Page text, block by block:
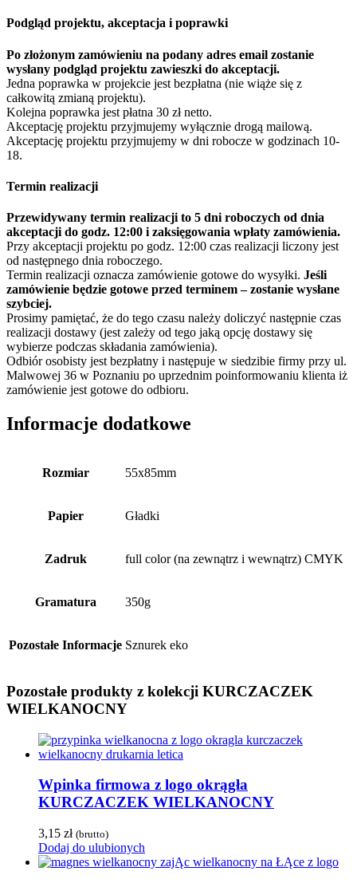
Podgląd projektu, akceptacja i poprawki
Po złożonym zamówieniu na podany adres email zostanie
wysłany podgląd projektu zawieszki do akceptacji.
Jedna poprawka w projekcie jest bezpłatna (nie wiąże się z
całkowitą zmianą projektu).
Kolejna poprawka jest płatna 30 zł netto.
Akceptację projektu przyjmujemy wyłącznie drogą mailową.
Akceptację projektu przyjmujemy w dni robocze w godzinach 10-
18.
Termin realizacji
Przewidywany termin realizacji to 5 dni roboczych od dnia
akceptacji do godz. 12:00 i zaksięgowania wpłaty zamówienia.
Przy akceptacji projektu po godz. 12:00 czas realizacji liczony jest
od następnego dnia roboczego.
Termin realizacji oznacza zamówienie gotowe do wysyłki. Jeśli
zamówienie będzie gotowe przed terminem – zostanie wysłane
szybciej.
Prosimy pamiętać, że do tego czasu należy doliczyć następnie czas
realizacji dostawy (jest zależy od tego jaką opcję dostawy się
wybierze podczas składania zamówienia).
Odbiór osobisty jest bezpłatny i następuje w siedzibie firmy przy ul.
Malwowej 36 w Poznaniu po uprzednim poinformowaniu klienta iż
zamówienie jest gotowe do odbioru.
Informacje dodatkowe
Rozmiar 55x85mm
Papier Gładki
Zadruk full color (na zewnątrz i wewnątrz) CMYK
Gramatura 350g
Pozostałe Informacje Sznurek eko
Pozostałe produkty z kolekcji KURCZACZEK
WIELKANOCNY
Wpinka firmowa z logo okrągła
KURCZACZEK WIELKANOCNY
3,15 zł (brutto)
Dodaj do ulubionych